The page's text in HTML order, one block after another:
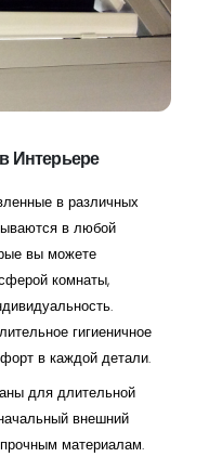
Интерьере
в различных
в любой
вы можете
комнаты,
гигиеничное
в каждой детали.
для длительной
внешний
материалам.